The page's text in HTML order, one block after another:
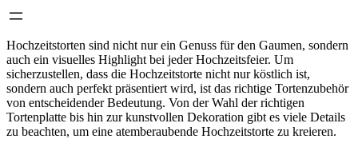
Hochzeitstorten sind nicht nur ein Genuss für den Gaumen, sondern
auch ein visuelles Highlight bei jeder Hochzeitsfeier. Um
sicherzustellen, dass die Hochzeitstorte nicht nur köstlich ist,
sondern auch perfekt präsentiert wird, ist das richtige Tortenzubehör
von entscheidender Bedeutung. Von der Wahl der richtigen
Tortenplatte bis hin zur kunstvollen Dekoration gibt es viele Details
zu beachten, um eine atemberaubende Hochzeitstorte zu kreieren.